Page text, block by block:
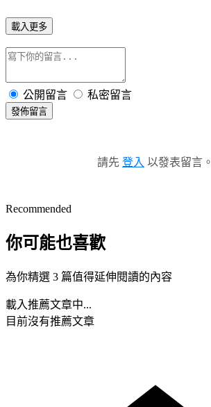
載入更多
公開留言 私密留言
發佈留言
請先 登入 以發表留言。
Recommended
你可能也喜歡
為你精選 3 篇值得延伸閱讀的內容
載入推薦文章中...
目前沒有推薦文章